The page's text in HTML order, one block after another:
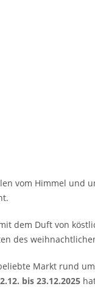
vom Himmel und
dem Duft von
des
Markt rund
2.12. bis 23.12.2025